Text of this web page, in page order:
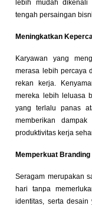
lebih mudah dikenali
tengah persaingan
Meningkatkan
Karyawan yang
merasa lebih percaya
rekan kerja.
mereka lebih leluasa
yang terlalu panas
memberikan
produktivitas kerja
Memperkuat
Seragam merupakan
hari tanpa
identitas, serta